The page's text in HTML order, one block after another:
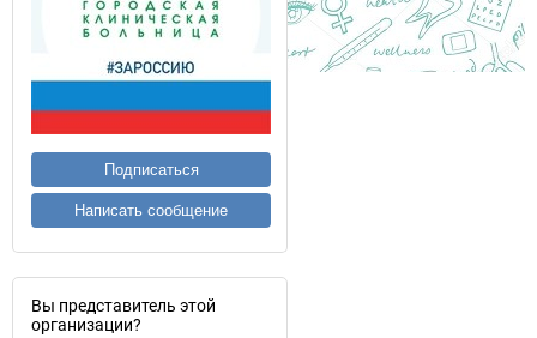
Подписаться
Написать сообщение
Вы представитель этой
организации?